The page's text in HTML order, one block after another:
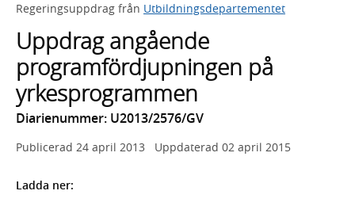
framträder
lista
med
sökförslag
Regeringsuppdrag från Utbildningsdepartementet
Uppdrag angående
programfördjupningen på
yrkesprogrammen
Diarienummer: U2013/2576/GV
Publicerad 24 april 2013 Uppdaterad 02 april 2015
Ladda ner: